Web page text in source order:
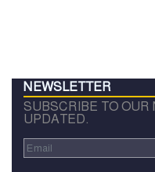
NEWSLETTER
SUBSCRIBE TO
UPDATED.